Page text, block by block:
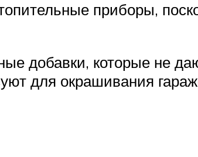
приборы,
добавки, которые не
для окрашивания